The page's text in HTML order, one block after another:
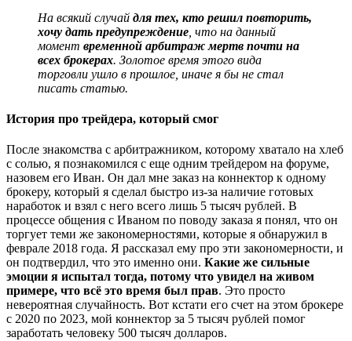
На всякий случай для тех, кто решил повторить,
хочу дать предупреждение , что на данный
момент временной арбитраж мертв почти на
всех брокерах. Золотое время этого вида
торговли ушло в прошлое, иначе я бы не стал
писать статью.
История про трейдера, который смог
После знакомства с арбитражником, которому хватало на хлеб
с солью, я познакомился с еще одним трейдером на форуме,
назовем его Иван. Он дал мне заказ на коннектор к одному
брокеру, который я сделал быстро из-за наличие готовых
наработок и взял с него всего лишь 5 тысяч рублей. В
процессе общения с Иваном по поводу заказа я понял, что он
торгует теми же закономерностями, которые я обнаружил в
феврале 2018 года. Я рассказал ему про эти закономерности, и
он подтвердил, что это именно они. Какие же сильные
эмоции я испытал тогда, потому что увидел на живом
примере, что всё это время был прав. Это просто
невероятная случайность. Вот кстати его счет на этом брокере
с 2020 по 2023, мой коннектор за 5 тысяч рублей помог
заработать человеку 500 тысяч долларов.